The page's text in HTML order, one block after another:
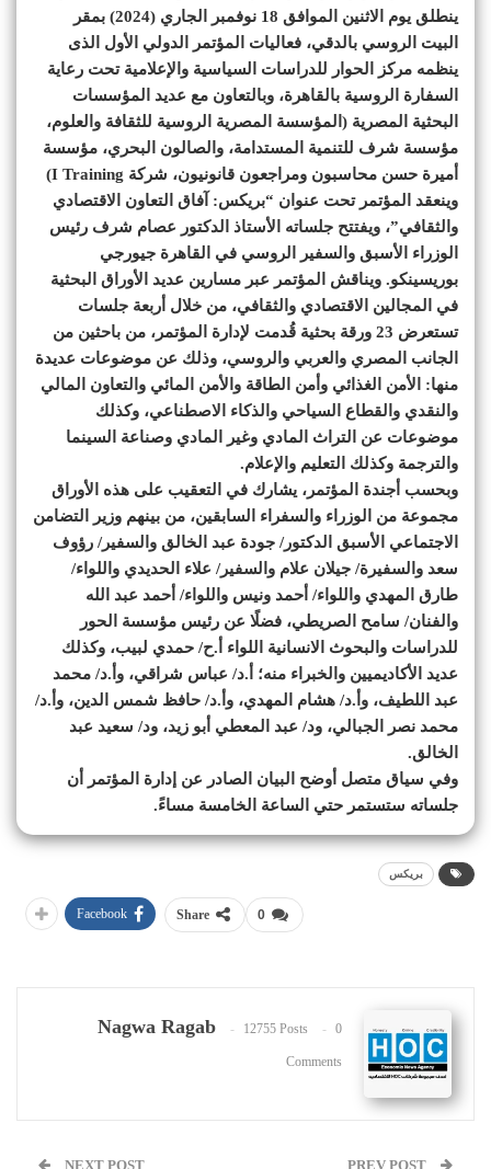
ينطلق يوم الاثنين الموافق 18 نوفمبر الجاري (2024) بمقر
البيت الروسي بالدقي، فعاليات المؤتمر الدولي الأول الذى
ينظمه مركز الحوار للدراسات السياسية والإعلامية تحت رعاية
السفارة الروسية بالقاهرة، وبالتعاون مع عديد المؤسسات
البحثية المصرية (المؤسسة المصرية الروسية للثقافة والعلوم،
مؤسسة شرف للتنمية المستدامة، والصالون البحري، مؤسسة
أميرة حسن محاسبون ومراجعون قانونيون، شركة I Training)
وينعقد المؤتمر تحت عنوان “بريكس: آفاق التعاون الاقتصادي
والثقافي”، ويفتتح جلساته الأستاذ الدكتور عصام شرف رئيس
الوزراء الأسبق والسفير الروسي في القاهرة جيورجي
بوريسينكو. ويناقش المؤتمر عبر مسارين عديد الأوراق البحثية
في المجالين الاقتصادي والثقافي، من خلال أربعة جلسات
تستعرض 23 ورقة بحثية قُدمت لإدارة المؤتمر، من باحثين من
الجانب المصري والعربي والروسي، وذلك عن موضوعات عديدة
منها: الأمن الغذائي وأمن الطاقة والأمن المائي والتعاون المالي
والنقدي والقطاع السياحي والذكاء الاصطناعي، وكذلك
موضوعات عن التراث المادي وغير المادي وصناعة السينما
والترجمة وكذلك التعليم والإعلام.
وبحسب أجندة المؤتمر، يشارك في التعقيب على هذه الأوراق
مجموعة من الوزراء والسفراء السابقين، من بينهم وزير التضامن
الاجتماعي الأسبق الدكتور/ جودة عبد الخالق والسفير/ رؤوف
سعد والسفيرة/ جيلان علام والسفير/ علاء الحديدي واللواء/
طارق المهدي واللواء/ أحمد ونيس واللواء/ أحمد عبد الله
والفنان/ سامح الصريطي، فضلًا عن رئيس مؤسسة الحور
للدراسات والبحوث الانسانية اللواء أ.ح/ حمدي لبيب، وكذلك
عديد الأكاديميين والخبراء منه؛ أ.د/ عباس شراقي، وأ.د/ محمد
عبد اللطيف، وأ.د/ هشام المهدي، وأ.د/ حافظ شمس الدين، وأ.د/
محمد نصر الجبالي، ود/ عبد المعطي أبو زيد، ود/ سعيد عبد
الخالق.
وفي سياق متصل أوضح البيان الصادر عن إدارة المؤتمر أن
جلساته ستستمر حتي الساعة الخامسة مساءً.
بريكس
0
Share
Facebook
Nagwa Ragab 12755 Posts 0
Comments
NEXT POST